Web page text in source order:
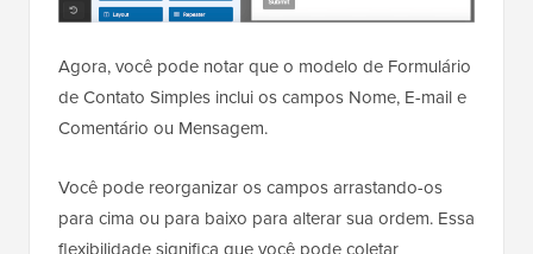
Agora, você pode notar que o modelo de Formulário
de Contato Simples inclui os campos Nome, E-mail e
Comentário ou Mensagem.
Você pode reorganizar os campos arrastando-os
para cima ou para baixo para alterar sua ordem. Essa